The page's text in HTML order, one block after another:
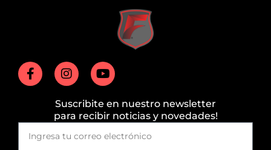
Suscribite en nuestro newsletter
para recibir noticias y novedades!